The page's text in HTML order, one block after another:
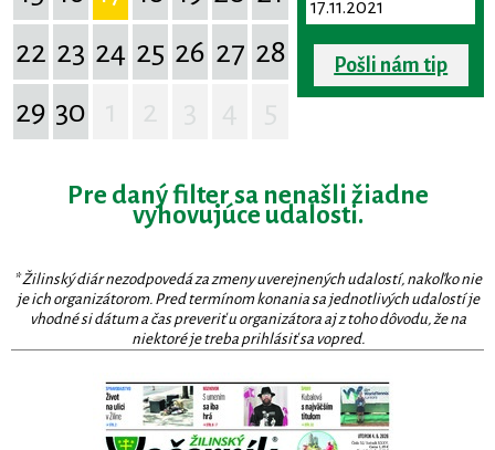
22 23 24 25 26 27 28
29 30
Pošli nám tip
Pre daný filter sa nenašli žiadne
vyhovujúce udalosti.
* Žilinský diár nezodpovedá za zmeny uverejnených udalostí, nakoľko nie
je ich organizátorom. Pred termínom konania sa jednotlivých udalostí je
vhodné si dátum a čas preveriť u organizátora aj z toho dôvodu, že na
niektoré je treba prihlásiť sa vopred.